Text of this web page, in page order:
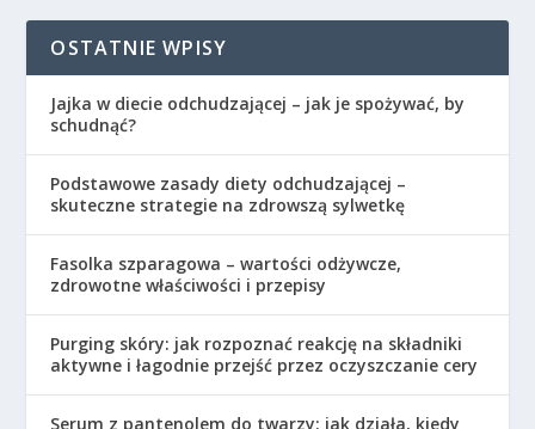
OSTATNIE WPISY
Jajka w diecie odchudzającej – jak je spożywać, by
schudnąć?
Podstawowe zasady diety odchudzającej –
skuteczne strategie na zdrowszą sylwetkę
Fasolka szparagowa – wartości odżywcze,
zdrowotne właściwości i przepisy
Purging skóry: jak rozpoznać reakcję na składniki
aktywne i łagodnie przejść przez oczyszczanie cery
Serum z pantenolem do twarzy: jak działa, kiedy